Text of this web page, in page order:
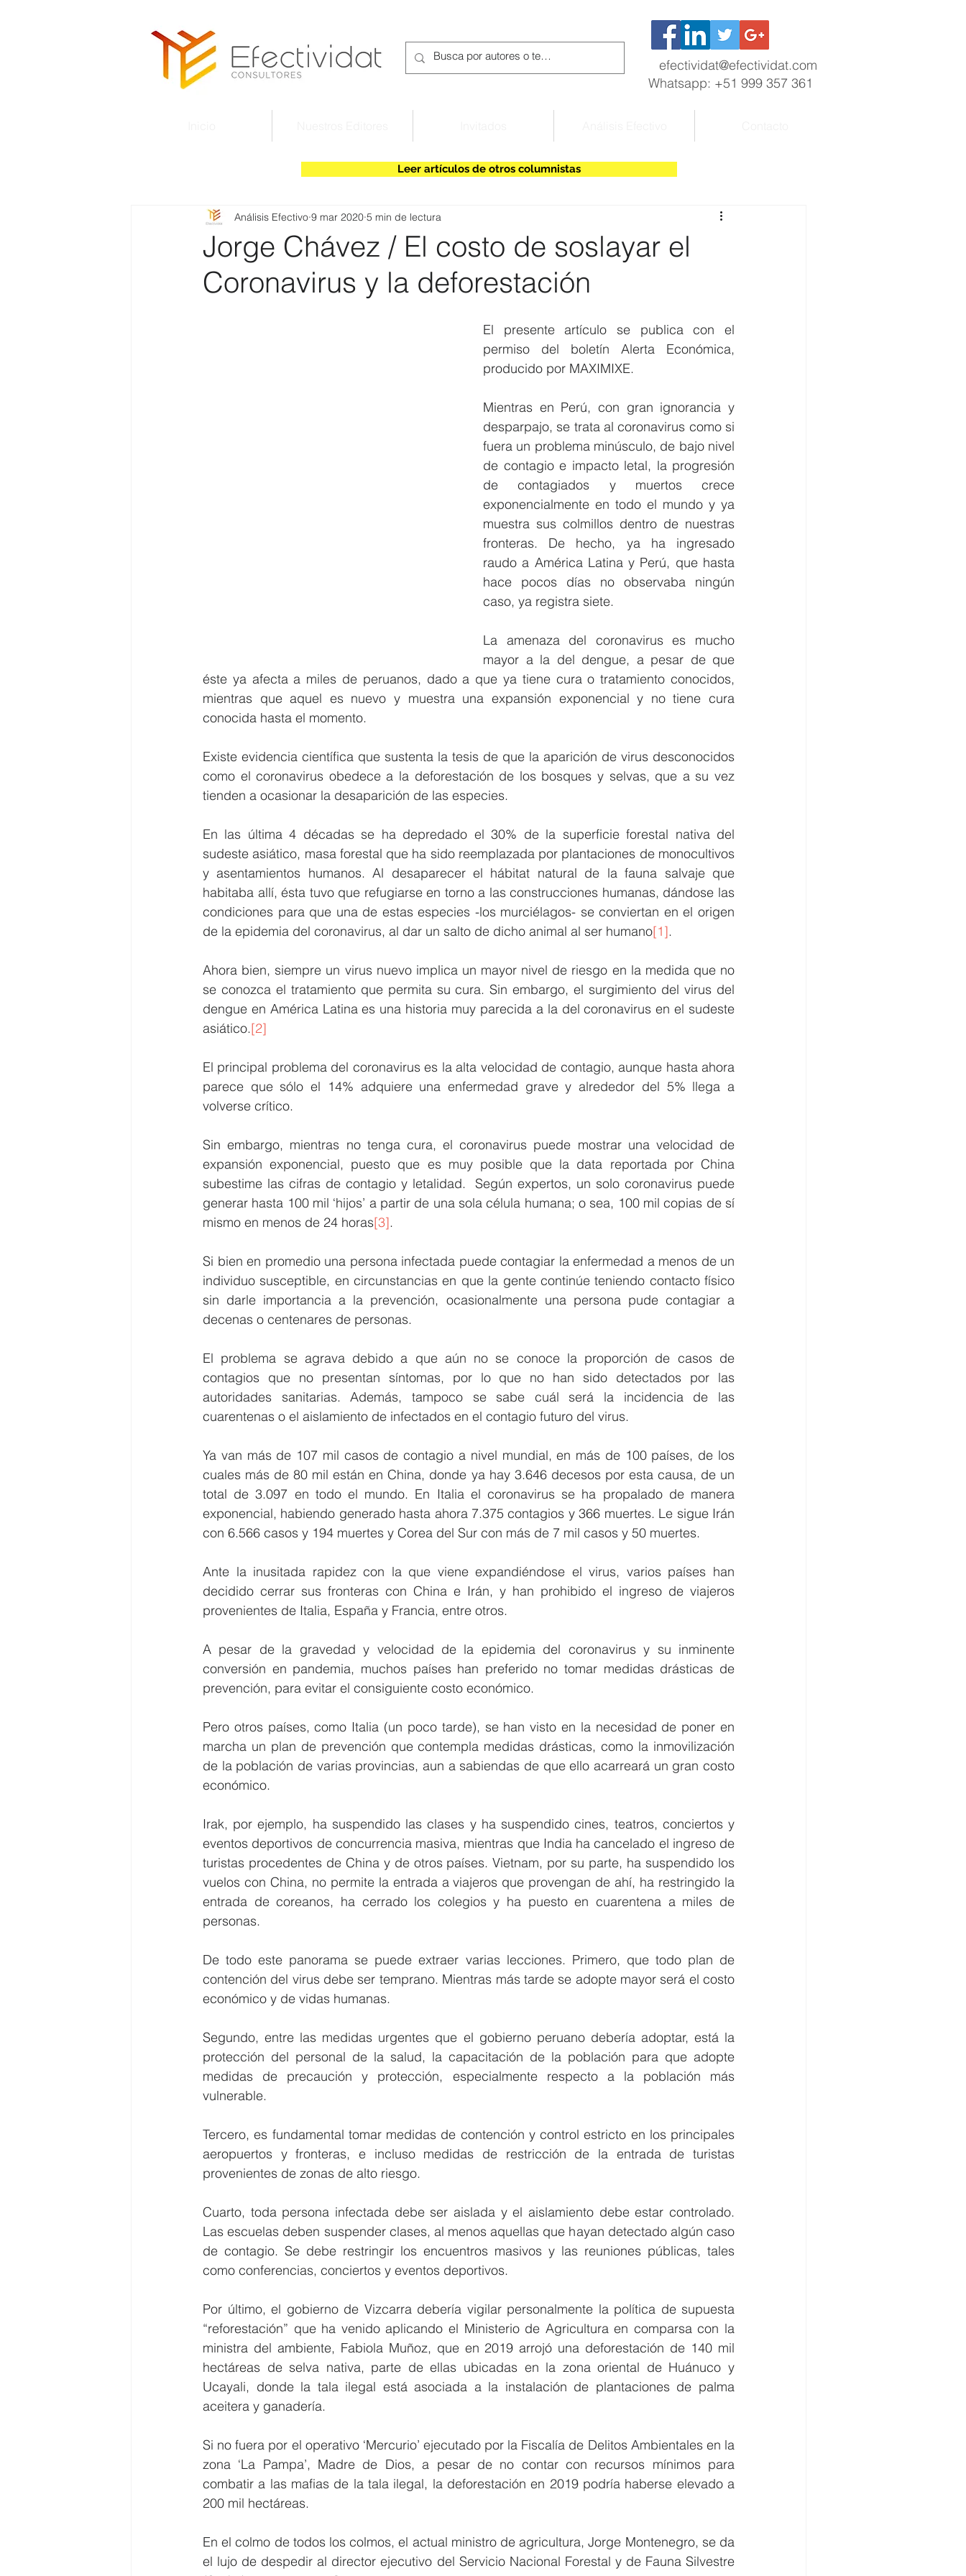
efectividat@efectividat.com
Whatsapp: +51 999 357 361
Leer artículos de otros columnistas
Jorge Chávez / El costo de soslayar el
Coronavirus y la deforestación
Análisis Efectivo 9 mar 2020 5 min de lectura
El presente artículo se publica con el
permiso del boletín Alerta Económica,
producido por MAXIMIXE.
Mientras en Perú, con gran ignorancia y
desparpajo, se trata al coronavirus como si
fuera un problema minúsculo, de bajo nivel
de contagio e impacto letal, la progresión
de contagiados y muertos crece
exponencialmente en todo el mundo y ya
muestra sus colmillos dentro de nuestras
fronteras. De hecho, ya ha ingresado
raudo a América Latina y Perú, que hasta
hace pocos días no observaba ningún
caso, ya registra siete.
La amenaza del coronavirus es mucho
mayor a la del dengue, a pesar de que
éste ya afecta a miles de peruanos, dado a que ya tiene cura o tratamiento conocidos,
mientras que aquel es nuevo y muestra una expansión exponencial y no tiene cura
conocida hasta el momento.
Existe evidencia científica que sustenta la tesis de que la aparición de virus desconocidos
como el coronavirus obedece a la deforestación de los bosques y selvas, que a su vez
tienden a ocasionar la desaparición de las especies.
En las última 4 décadas se ha depredado el 30% de la superficie forestal nativa del
sudeste asiático, masa forestal que ha sido reemplazada por plantaciones de monocultivos
y asentamientos humanos. Al desaparecer el hábitat natural de la fauna salvaje que
habitaba allí, ésta tuvo que refugiarse en torno a las construcciones humanas, dándose las
condiciones para que una de estas especies -los murciélagos- se conviertan en el origen
de la epidemia del coronavirus, al dar un salto de dicho animal al ser humano[1].
Ahora bien, siempre un virus nuevo implica un mayor nivel de riesgo en la medida que no
se conozca el tratamiento que permita su cura. Sin embargo, el surgimiento del virus del
dengue en América Latina es una historia muy parecida a la del coronavirus en el sudeste
asiático.[2]
El principal problema del coronavirus es la alta velocidad de contagio, aunque hasta ahora
parece que sólo el 14% adquiere una enfermedad grave y alrededor del 5% llega a
volverse crítico.
Sin embargo, mientras no tenga cura, el coronavirus puede mostrar una velocidad de
expansión exponencial, puesto que es muy posible que la data reportada por China
subestime las cifras de contagio y letalidad.  Según expertos, un solo coronavirus puede
generar hasta 100 mil ‘hijos’ a partir de una sola célula humana; o sea, 100 mil copias de sí
mismo en menos de 24 horas[3].
Si bien en promedio una persona infectada puede contagiar la enfermedad a menos de un
individuo susceptible, en circunstancias en que la gente continúe teniendo contacto físico
sin darle importancia a la prevención, ocasionalmente una persona pude contagiar a
decenas o centenares de personas.
El problema se agrava debido a que aún no se conoce la proporción de casos de
contagios que no presentan síntomas, por lo que no han sido detectados por las
autoridades sanitarias. Además, tampoco se sabe cuál será la incidencia de las
cuarentenas o el aislamiento de infectados en el contagio futuro del virus.
Ya van más de 107 mil casos de contagio a nivel mundial, en más de 100 países, de los
cuales más de 80 mil están en China, donde ya hay 3.646 decesos por esta causa, de un
total de 3.097 en todo el mundo. En Italia el coronavirus se ha propalado de manera
exponencial, habiendo generado hasta ahora 7.375 contagios y 366 muertes. Le sigue Irán
con 6.566 casos y 194 muertes y Corea del Sur con más de 7 mil casos y 50 muertes.
Ante la inusitada rapidez con la que viene expandiéndose el virus, varios países han
decidido cerrar sus fronteras con China e Irán, y han prohibido el ingreso de viajeros
provenientes de Italia, España y Francia, entre otros.
A pesar de la gravedad y velocidad de la epidemia del coronavirus y su inminente
conversión en pandemia, muchos países han preferido no tomar medidas drásticas de
prevención, para evitar el consiguiente costo económico.
Pero otros países, como Italia (un poco tarde), se han visto en la necesidad de poner en
marcha un plan de prevención que contempla medidas drásticas, como la inmovilización
de la población de varias provincias, aun a sabiendas de que ello acarreará un gran costo
económico.
Irak, por ejemplo, ha suspendido las clases y ha suspendido cines, teatros, conciertos y
eventos deportivos de concurrencia masiva, mientras que India ha cancelado el ingreso de
turistas procedentes de China y de otros países. Vietnam, por su parte, ha suspendido los
vuelos con China, no permite la entrada a viajeros que provengan de ahí, ha restringido la
entrada de coreanos, ha cerrado los colegios y ha puesto en cuarentena a miles de
personas.
De todo este panorama se puede extraer varias lecciones. Primero, que todo plan de
contención del virus debe ser temprano. Mientras más tarde se adopte mayor será el costo
económico y de vidas humanas.
Segundo, entre las medidas urgentes que el gobierno peruano debería adoptar, está la
protección del personal de la salud, la capacitación de la población para que adopte
medidas de precaución y protección, especialmente respecto a la población más
vulnerable.
Tercero, es fundamental tomar medidas de contención y control estricto en los principales
aeropuertos y fronteras, e incluso medidas de restricción de la entrada de turistas
provenientes de zonas de alto riesgo.
Cuarto, toda persona infectada debe ser aislada y el aislamiento debe estar controlado.
Las escuelas deben suspender clases, al menos aquellas que hayan detectado algún caso
de contagio. Se debe restringir los encuentros masivos y las reuniones públicas, tales
como conferencias, conciertos y eventos deportivos.
Por último, el gobierno de Vizcarra debería vigilar personalmente la política de supuesta
“reforestación” que ha venido aplicando el Ministerio de Agricultura en comparsa con la
ministra del ambiente, Fabiola Muñoz, que en 2019 arrojó una deforestación de 140 mil
hectáreas de selva nativa, parte de ellas ubicadas en la zona oriental de Huánuco y
Ucayali, donde la tala ilegal está asociada a la instalación de plantaciones de palma
aceitera y ganadería.
Si no fuera por el operativo ‘Mercurio’ ejecutado por la Fiscalía de Delitos Ambientales en la
zona ‘La Pampa’, Madre de Dios, a pesar de no contar con recursos mínimos para
combatir a las mafias de la tala ilegal, la deforestación en 2019 podría haberse elevado a
200 mil hectáreas.
En el colmo de todos los colmos, el actual ministro de agricultura, Jorge Montenegro, se da
el lujo de despedir al director ejecutivo del Servicio Nacional Forestal y de Fauna Silvestre